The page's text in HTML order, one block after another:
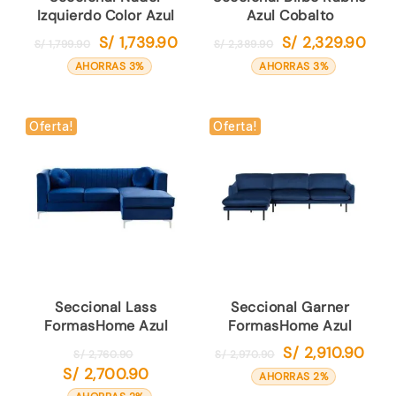
Izquierdo Color Azul
S/1,799.90
El
precio
S/ 1,739.90El
S/ 1,739.90.
AHORRAS 3%
Azul Cobalto
S/2,389.90
El
precio
S/ 2,329.90El
AHORRAS 3%
Oferta!
Seccional Lass
FormasHome Azul
S/2,760.90
precio
S/ 2,700.90El
Oferta!
Seccional Garner
FormasHome Azul
S/2,970.90
El
precio
S/ 2,910.90El
AHORRAS 2%